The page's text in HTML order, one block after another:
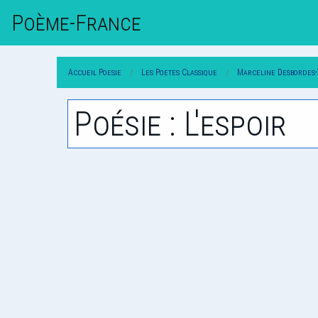
Poème-FrAnce
Accueil Poesie Les Poetes Classique Marceline
Poésie : L'espoir